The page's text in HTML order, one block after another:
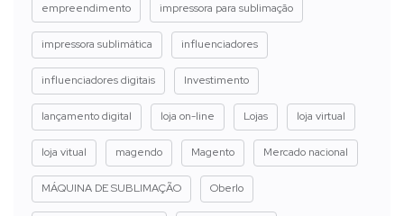
empreendimento impressora para sublimação
impressora sublimática influenciadores
influenciadores digitais Investimento
lançamento digital loja on-line Lojas loja virtual
loja vitual magendo Magento Mercado nacional
MÁQUINA DE SUBLIMAÇÃO Oberlo